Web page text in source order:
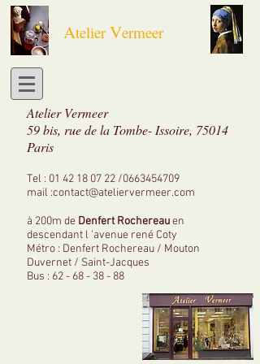
AtelierVermeer
Atelier Vermeer
59 bis, rue de la Tombe- Issoire, 75014
Paris
Tel : 01 42 18 07 22 /0663454709
mail :contact@ateliervermeer.com
à 200m de Denfert Rochereauen
descendant l 'avenue rené Coty
Métro : Denfert Rochereau / Mouton
Duvernet / Saint-Jacques
Bus : 62 - 68 - 38 - 88